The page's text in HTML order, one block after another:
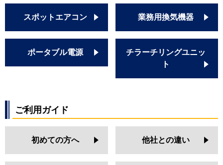
スポットエアコン 業務用換気機器
ポータブル電源
チラーチリングユニッ
ト
ご利用ガイド
初めての方へ 他社との違い